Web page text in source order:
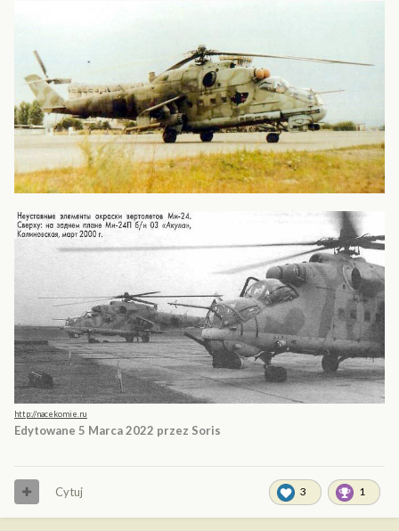
http://nacekomie.ru
Edytowane 5 Marca 2022 przez Soris
3 1
Cytuj